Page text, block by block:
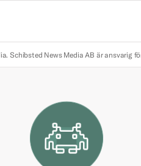
Schibsted News Media AB är ansvarig